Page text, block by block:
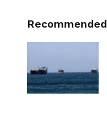
Recommended